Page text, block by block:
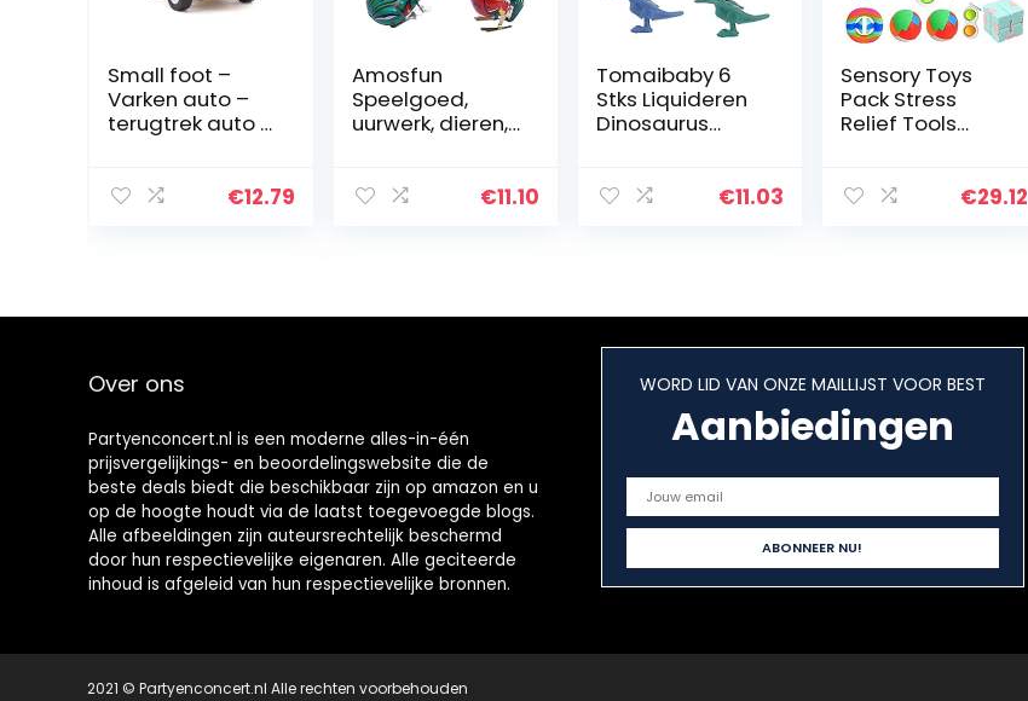
Small foot –
Varken auto –
terugtrek auto –
vanaf 1 jaar
€12.79
Amosfun
Speelgoed,
uurwerk, dieren,
haas, muis,
€11.10
Tomaibaby 6
Stks Liquideren
Dinosaurus
Feestartikelen
€11.03
Sensory Toys
Pack Stress
Relief Tools
Stuffers Party
€29.12
Over ons
Partyenconcert.nl is een moderne alles-in-één
prijsvergelijkings- en beoordelingswebsite die de
beste deals biedt die beschikbaar zijn op amazon en u
op de hoogte houdt via de laatst toegevoegde blogs.
Alle afbeeldingen zijn auteursrechtelijk beschermd
door hun respectievelijke eigenaren. Alle geciteerde
inhoud is afgeleid van hun respectievelijke bronnen.
WORD LID VAN ONZE MAILLIJST VOOR BEST
Aanbiedingen
2021 © Partyenconcert.nl Alle rechten voorbehouden